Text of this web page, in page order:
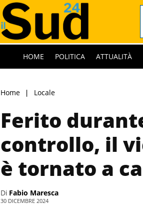
HOME POLITICA ATTUALITÀ
Home Locale
Ferito
controllo, il
è tornato a
Di Fabio Maresca
30 DICEMBRE 2024